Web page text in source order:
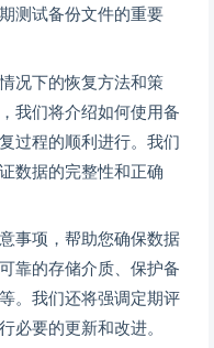
测试备份文件的重要
况下的恢复方法和策
我们将介绍如何使用备
过程的顺利进行。我们
数据的完整性和正确
事项，帮助您确保数据
靠的存储介质、保护备
。我们还将强调定期评
必要的更新和改进。